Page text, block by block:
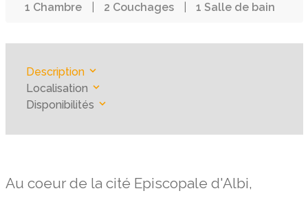
1 Chambre 2 Couchages 1 Salle de bain
Description
Localisation
Disponibilités
Au coeur de la cité Episcopale d'Albi,